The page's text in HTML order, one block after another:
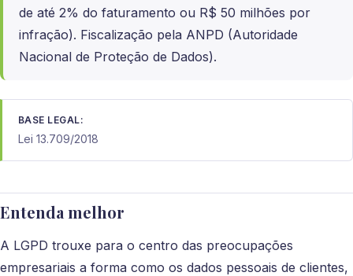
de até 2% do faturamento ou R$ 50 milhões por
infração). Fiscalização pela ANPD (Autoridade
Nacional de Proteção de Dados).
BASE LEGAL:
Lei 13.709/2018
Entenda melhor
A LGPD trouxe para o centro das preocupações
empresariais a forma como os dados pessoais de clientes,